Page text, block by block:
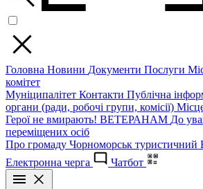
Головна Новини Документи Послуги
комітет
Муніципалітет Контакти Публічна
органи (ради, робочі групи, комісії)
Герої не вмирають! ВЕТЕРАНАМ До
переміщених осіб
Про громаду Чорноморськ туристичний
Електронна черга
Чатбот